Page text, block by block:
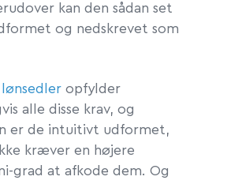
kan den sådan set
og nedskrevet som
lønsedler opfylder
alle disse krav, og
er de intuitivt udformet,
kræver en højere
grad at afkode dem. Og